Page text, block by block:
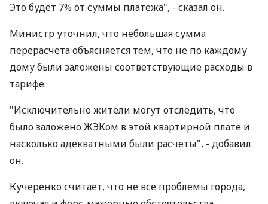
Это будет 7% от суммы платежа", - сказал он.
Министр уточнил, что небольшая сумма
перерасчета объясняется тем, что не по каждому
дому были заложены соответствующие расходы в
тарифе.
"Исключительно жители могут отследить, что
было заложено ЖЭКом в этой квартирной плате и
насколько адекватными были расчеты", - добавил
он.
Кучеренко считает, что не все проблемы города,